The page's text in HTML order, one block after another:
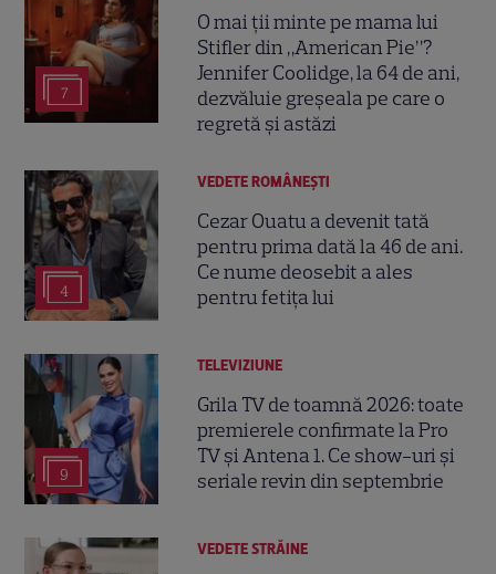
7
O mai ții minte pe mama lui
Stifler din „American Pie”?
Jennifer Coolidge, la 64 de ani,
dezvăluie greșeala pe care o
regretă și astăzi
4
VEDETE ROMÂNEŞTI
Cezar Ouatu a devenit tată
pentru prima dată la 46 de ani.
Ce nume deosebit a ales
pentru fetița lui
9
TELEVIZIUNE
Grila TV de toamnă 2026: toate
premierele confirmate la Pro
TV și Antena 1. Ce show-uri și
seriale revin din septembrie
VEDETE STRĂINE